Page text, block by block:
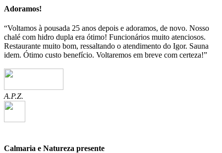
Adoramos!
“Voltamos à pousada 25 anos depois e adoramos, de novo. Nosso
chalé com hidro dupla era ótimo! Funcionários muito atenciosos.
Restaurante muito bom, ressaltando o atendimento do Igor. Sauna
idem. Ótimo custo benefício. Voltaremos em breve com certeza!”
A.P.Z.
Calmaria e Natureza presente